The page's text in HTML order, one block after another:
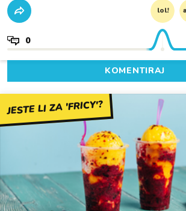
lol!
0
KOMENTIRAJ
JESTE LI ZA 'FRICY'?